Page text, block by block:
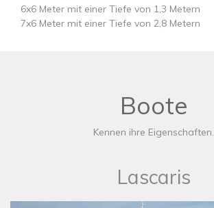
6x6 Meter mit einer Tiefe von 1,3 Metern
7x6 Meter mit einer Tiefe von 2,8 Metern
Boote
Kennen ihre Eigenschaften.
Lascaris